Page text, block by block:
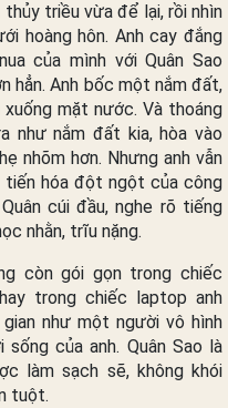
triều vừa để lại, rồi nhìn
hoàng hôn. Anh cay đắng
của mình với Quân Sao
hẳn. Anh bốc một nắm đất,
mặt nước. Và thoáng
như nắm đất kia, hòa vào
nhõm hơn. Nhưng anh vẫn
hóa đột ngột của công
cúi đầu, nghe rõ tiếng
nhằn, trĩu nặng.
còn gói gọn trong chiếc
trong chiếc laptop anh
gian như một người vô hình
của anh. Quân Sao là
làm sạch sẽ, không khói
tuột.